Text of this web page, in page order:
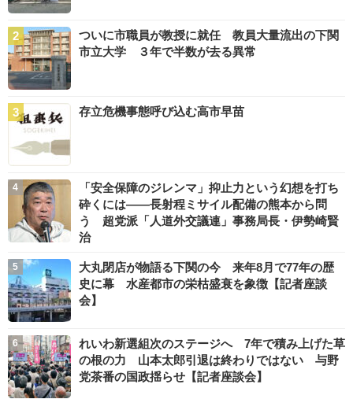
ついに市職員が教授に就任 教員大量流出の下関
市立大学 ３年で半数が去る異常
存立危機事態呼び込む高市早苗
「安全保障のジレンマ」抑止力という幻想を打ち
砕くには――長射程ミサイル配備の熊本から問
う 超党派「人道外交議連」事務局長・伊勢崎賢
治
大丸閉店が物語る下関の今 来年8月で77年の歴
史に幕 水産都市の栄枯盛衰を象徴【記者座談
会】
れいわ新選組次のステージへ 7年で積み上げた草
の根の力 山本太郎引退は終わりではない 与野
党茶番の国政揺らせ【記者座談会】